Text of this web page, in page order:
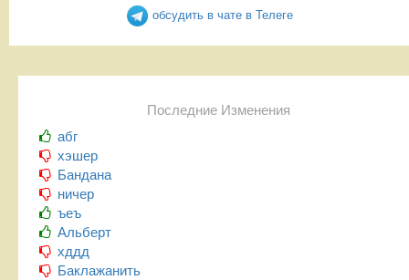
обсудить в чате в Телеге
Последние Изменения
абг
хэшер
Бандана
ничер
ъеъ
Альберт
хддд
Баклажанить